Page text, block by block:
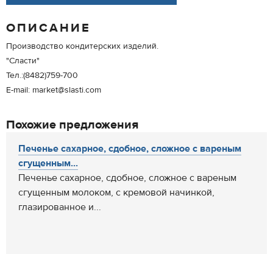
ОПИСАНИЕ
Производство кондитерских изделий.
"Сласти"
Тел.:(8482)759-700
E-mail: market@slasti.com
Похожие предложения
Печенье сахарное, сдобное, сложное с вареным
сгущенным...
Печенье сахарное, сдобное, сложное с вареным
сгущенным молоком, с кремовой начинкой,
глазированное и...